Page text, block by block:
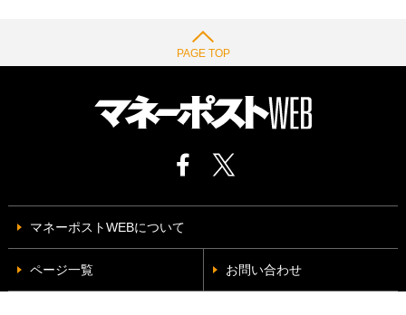
PAGE TOP
マネーポストWEBについて
ページ一覧 お問い合わせ